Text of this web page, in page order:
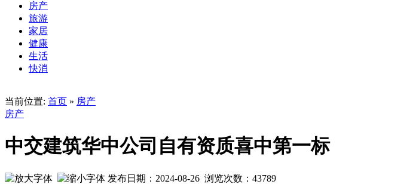
房产
旅游
家居
健康
生活
快消
当前位置: 首页 » 房产
房产
中交建筑华中公司自有资质喜中第一标
发布日期：2024-08-26 浏览次数： 43789